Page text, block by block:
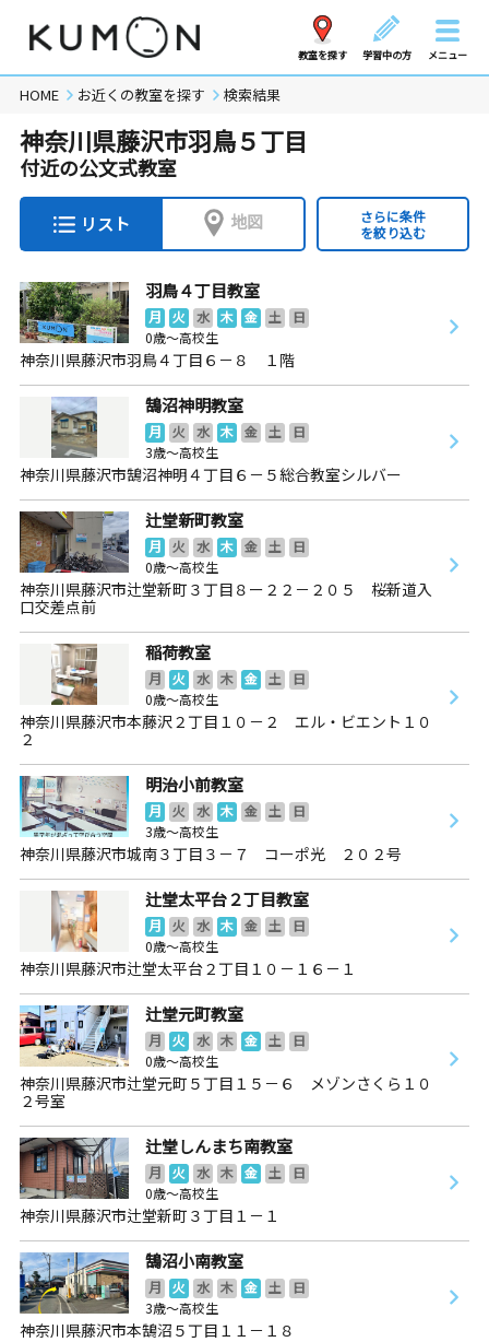
教室を探す 学習中の方 メニュー
HOME お近くの教室を探す 検索結果
神奈川県藤沢市羽鳥５丁目
付近の公文式教室
リスト 地図
さらに条件
を絞り込む
羽鳥４丁目教室
月 火 水 木 金 土
日
0歳～高校生
神奈川県藤沢市羽鳥４丁目６－８ １階
鵠沼神明教室
月 火 水 木 金 土
日
3歳～高校生
神奈川県藤沢市鵠沼神明４丁目６－５総合教室シルバー
辻堂新町教室
月 火 水 木 金 土
日
0歳～高校生
神奈川県藤沢市辻堂新町３丁目８ー２２－２０５ 桜新道入
口交差点前
稲荷教室
月 火 水 木 金 土
日
0歳～高校生
神奈川県藤沢市本藤沢２丁目１０－２ エル・ビエント１０
２
明治小前教室
月 火 水 木 金 土
日
3歳～高校生
神奈川県藤沢市城南３丁目３－７ コーポ光 ２０２号
辻堂太平台２丁目教室
月 火 水 木 金 土
日
0歳～高校生
神奈川県藤沢市辻堂太平台２丁目１０－１６－１
辻堂元町教室
月 火 水 木 金 土
日
0歳～高校生
神奈川県藤沢市辻堂元町５丁目１５－６ メゾンさくら１０
２号室
辻堂しんまち南教室
月 火 水 木 金 土
日
0歳～高校生
神奈川県藤沢市辻堂新町３丁目１－１
鵠沼小南教室
月 火 水 木 金 土
日
3歳～高校生
神奈川県藤沢市本鵠沼５丁目１１－１８